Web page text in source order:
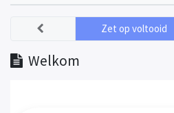
Welkom
Zet op voltooid